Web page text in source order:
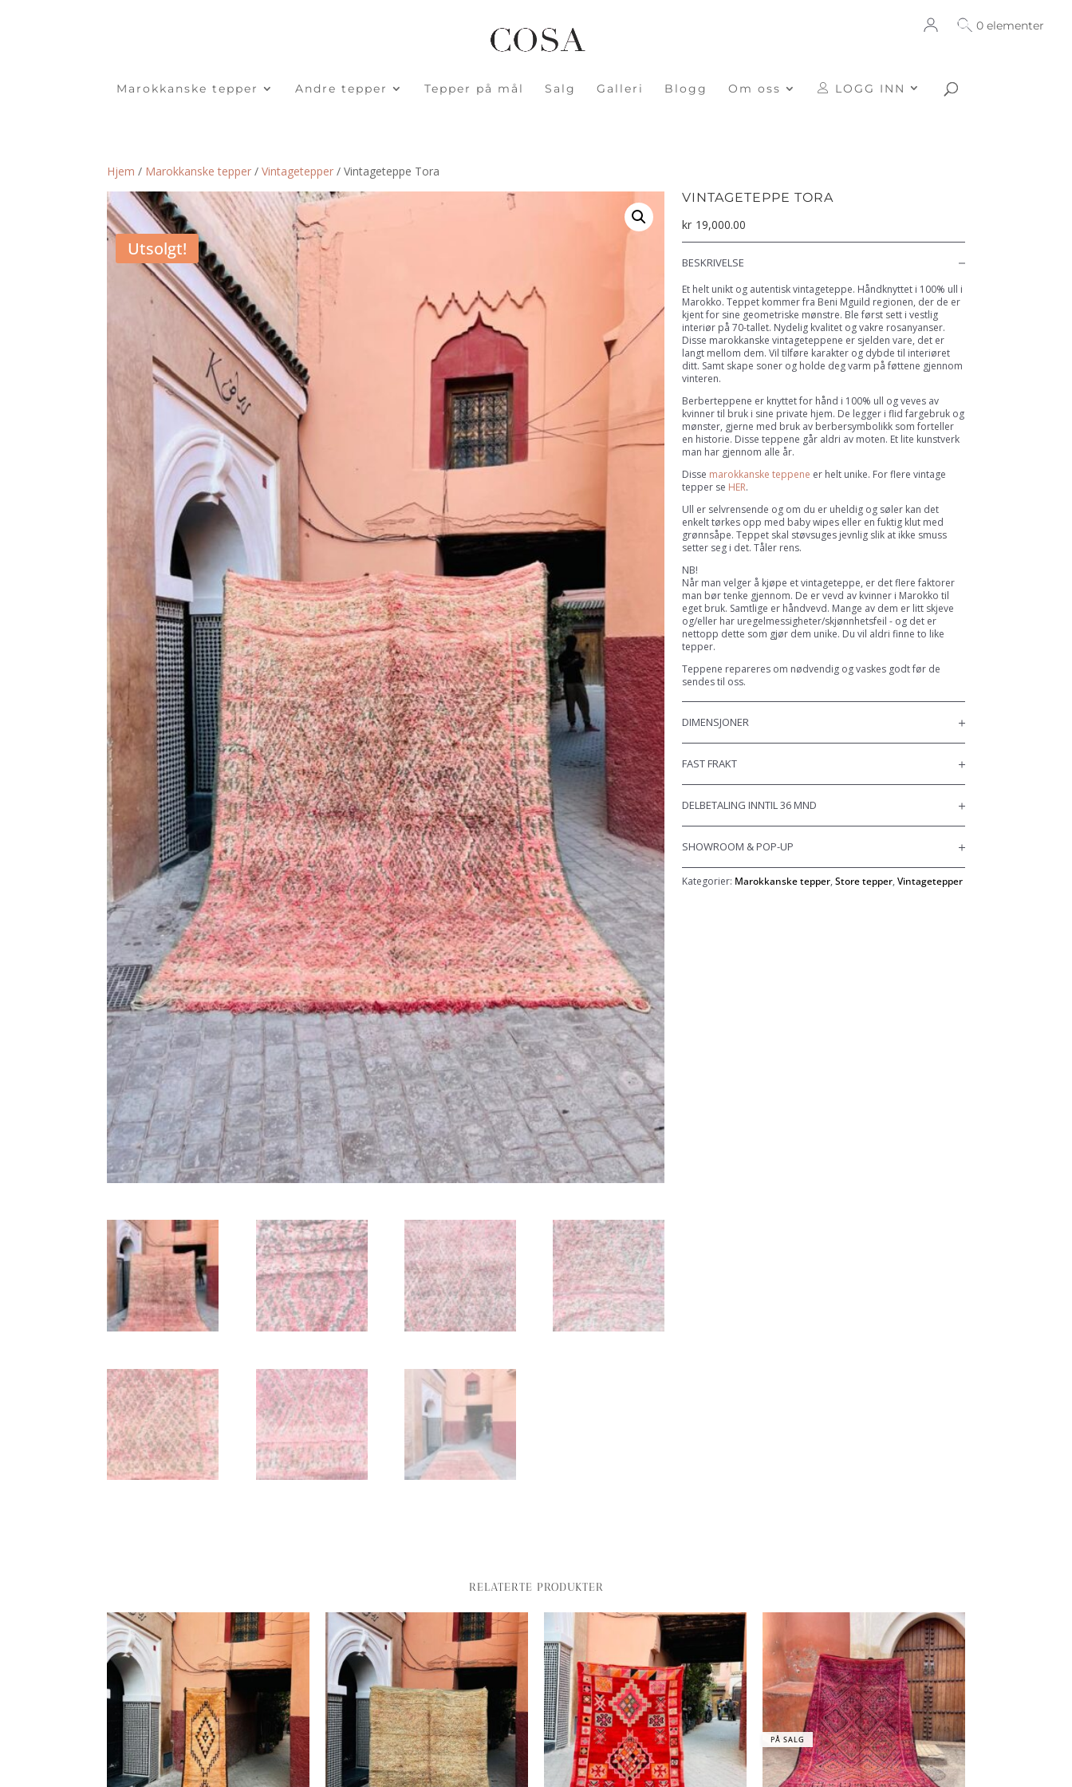
0 elementer
Marokkanske tepper Andre tepper Tepper på mål Salg Galleri Blogg Om oss LOGG INN
Hjem / Marokkanske tepper /Vintagetepper / Vintageteppe Tora
Utsolgt!
VINTAGETEPPE TORA
kr 19,000.00
BESKRIVELSE
Et helt unikt og autentisk vintageteppe. Håndknyttet i 100% ull i
Marokko. Teppet kommer fra Beni Mguild regionen, der de er
kjent for sine geometriske mønstre. Ble først sett i vestlig
interiør på 70-tallet. Nydelig kvalitet og vakre rosanyanser.
Disse marokkanske vintageteppene er sjelden vare, det er
langt mellom dem. Vil tilføre karakter og dybde til interiøret
ditt. Samt skape soner og holde deg varm på føttene gjennom
vinteren.
Berberteppene er knyttet for hånd i 100% ull og veves av
kvinner til bruk i sine private hjem. De legger i flid fargebruk og
mønster, gjerne med bruk av berbersymbolikk som forteller
en historie. Disse teppene går aldri av moten. Et lite kunstverk
man har gjennom alle år.
Disse marokkanske teppene er helt unike. For flere vintage
tepper se HER.
Ull er selvrensende og om du er uheldig og søler kan det
enkelt tørkes opp med baby wipes eller en fuktig klut med
grønnsåpe. Teppet skal støvsuges jevnlig slik at ikke smuss
setter seg i det. Tåler rens.
NB!
Når man velger å kjøpe et vintageteppe, er det flere faktorer
man bør tenke gjennom. De er vevd av kvinner i Marokko til
eget bruk. Samtlige er håndvevd. Mange av dem er litt skjeve
og/eller har uregelmessigheter/skjønnhetsfeil - og det er
nettopp dette som gjør dem unike. Du vil aldri finne to like
tepper.
Teppene repareres om nødvendig og vaskes godt før de
sendes til oss.
DIMENSJONER
FAST FRAKT
DELBETALING INNTIL 36 MND
SHOWROOM & POP-UP
Kategorier: Marokkanske tepper, Store tepper, Vintagetepper
RELATERTE PRODUKTER
PÅ SALG